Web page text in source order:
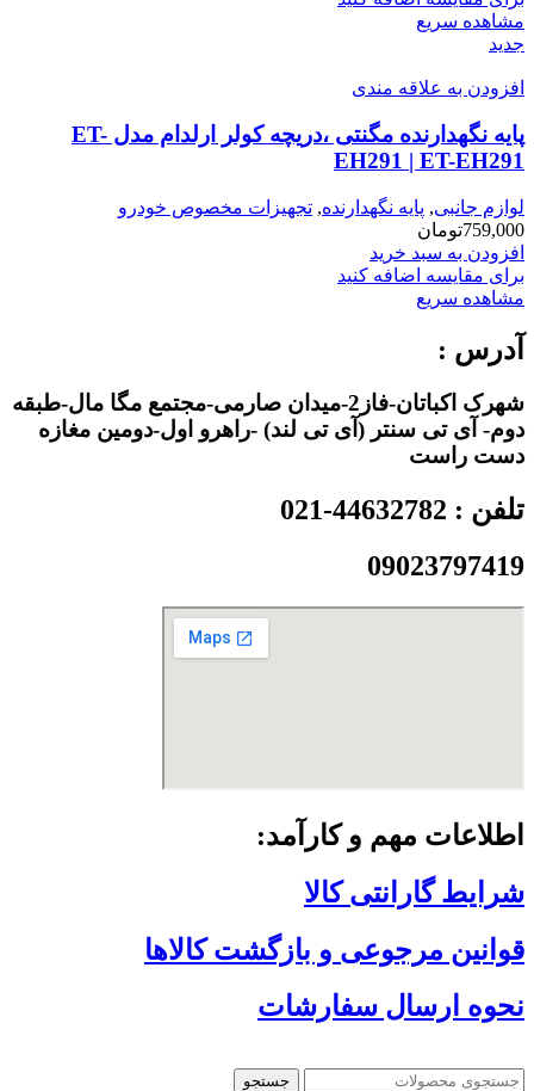
مشاهده سریع
جدید
افزودن به علاقه مندی
پایه نگهدارنده مگنتی ،دریچه کولر ارلدام مدل ET-
EH291 | ET-EH291
لوازم جانبی, پایه نگهدارنده, تجهیزات مخصوص خودرو
759,000تومان
افزودن به سبد خرید
برای مقایسه اضافه کنید
مشاهده سریع
آدرس :
شهرک اکباتان-فاز2-میدان صارمی-مجتمع مگا مال-طبقه
دوم- آی تی سنتر (آی تی لند) -راهرو اول-دومین مغازه
دست راست
تلفن : 44632782-021
09023797419
اطلاعات مهم و کارآمد:
شرایط گارانتی کالا
قوانین مرجوعی و بازگشت کالاها
نحوه ارسال سفارشات
جستجو